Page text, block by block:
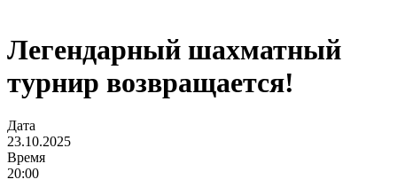
Легендарный шахматный
турнир возвращается!
Дата
23.10.2025
Время
20:00